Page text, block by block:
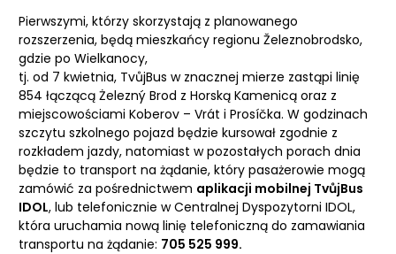
Pierwszymi, którzy skorzystają z planowanego
rozszerzenia, będą mieszkańcy regionu Železnobrodsko,
gdzie po Wielkanocy,
tj. od 7 kwietnia, TvůjBus w znacznej mierze zastąpi linię
854 łączącą Żelezný Brod z Horską Kamenicą oraz z
miejscowościami Koberov – Vrát i Prosíčka. W godzinach
szczytu szkolnego pojazd będzie kursował zgodnie z
rozkładem jazdy, natomiast w pozostałych porach dnia
będzie to transport na żądanie, który pasażerowie mogą
zamówić za pośrednictwem aplikacji mobilnej TvůjBus
IDOL, lub telefonicznie w Centralnej Dyspozytorni IDOL,
która uruchamia nową linię telefoniczną do zamawiania
transportu na żądanie: 705 525 999.